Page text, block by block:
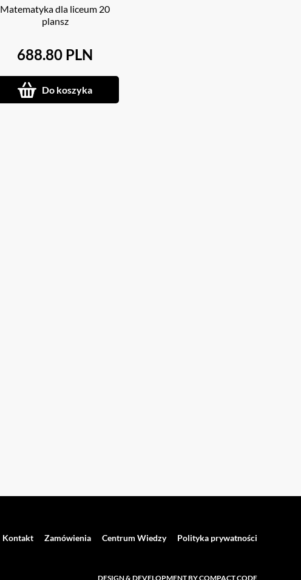
Matematyka dla liceum 20
plansz
688.80 PLN
Do koszyka
Kontakt Zamówienia Centrum Wiedzy Polityka prywatności
DESIGN & DEVELOPMENT BY COMPACT CODE